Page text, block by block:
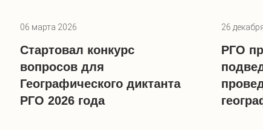
06 марта 2026
Стартовал конкурс
вопросов для
Географического диктанта
РГО 2026 года
26
РГО